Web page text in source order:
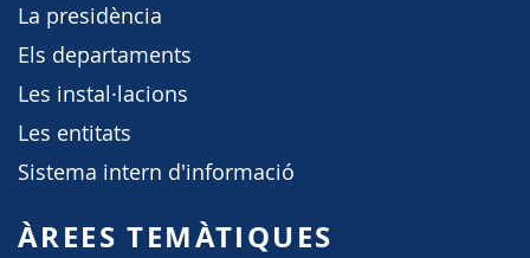
La presidència
Els departaments
Les instal·lacions
Les entitats
Sistema intern d'informació
ÀREES TEMÀTIQUES